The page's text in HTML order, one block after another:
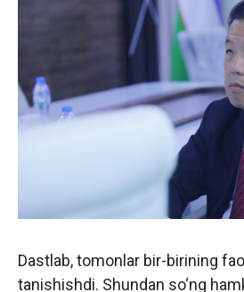
Dastlab, tomonlar bir-birining
tanishishdi. Shundan so‘ng